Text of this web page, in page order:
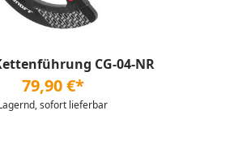
CG-04-NR
79,90 €*
sofort lieferbar